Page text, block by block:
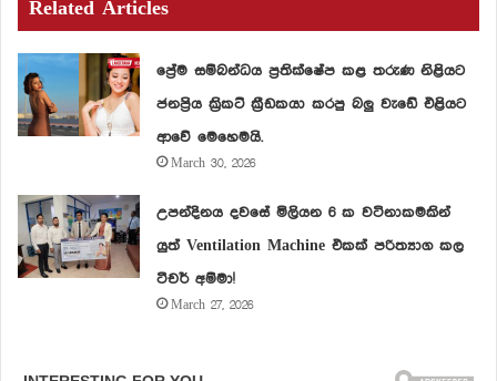
Related Articles
ප්‍රේම සම්බන්ධය ප්‍රතික්ෂේප කළ තරුණ නිළියට
ජනප්‍රිය ක්‍රිකට් ක්‍රීඩකයා කරපු බලු වැඩේ එළියට
ආවේ මෙහෙමයි.
March 30, 2026
උපන්දිනය දවසේ මිලියන 6 ක වටිනාකමකින්
යුත් Ventilation Machine එකක් පරිත්‍යාග කල
ටීචර් අම්මා!
March 27, 2026